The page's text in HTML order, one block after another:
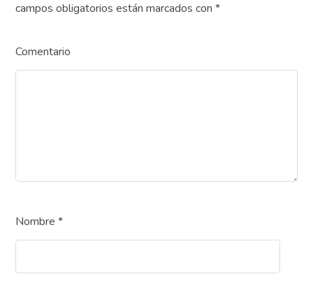
campos obligatorios están marcados con*
Comentario
Nombre*